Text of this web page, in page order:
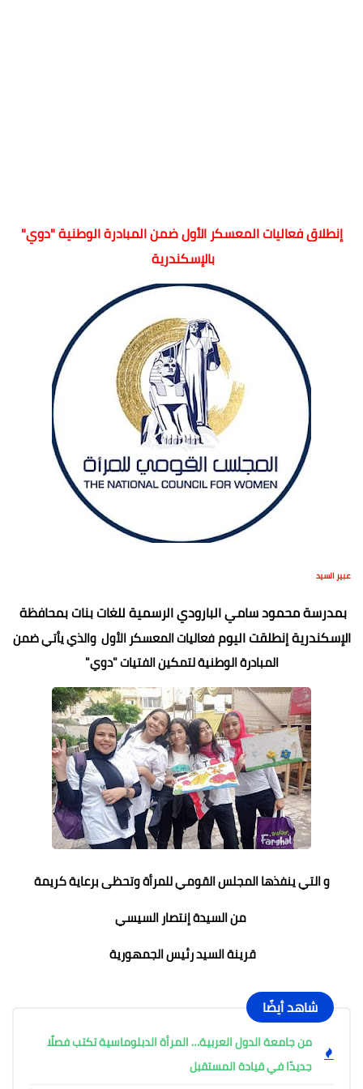
إنطلاق فعاليات المعسكر الأول ضمن المبادرة الوطنية "دوي"
بالإسكندرية
عبير السيد
بمدرسة محمود سامي البارودي الرسمية للغات بنات بمحافظة
الإسكندرية إنطلقت اليومفعاليات المعسكر الأول والذي يأتي ضمن
المبادرة الوطنية لتمكين الفتيات "دوي"
و التي ينفذها المجلس القومي للمرأة وتحظى برعاية كريمة
من السيدة إنتصار السيسي
قرينة السيد رئيس الجمهورية
شاهد أيضًا
من جامعة الدول العربية… المرأة الدبلوماسية تكتب فصلًا
جديدًا في قيادة المستقبل